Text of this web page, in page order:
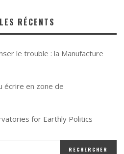
RÉCENTS
le trouble : la Manufacture
écrire en zone de
for Earthly Politics